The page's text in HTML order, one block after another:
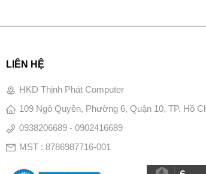
LIÊN HỆ
HKD Thịnh Phát Computer
109 Ngô Quyền, Phường 6, Quận 10, TP. Hồ
0938206689 - 0902416689
MST : 8786987716-001